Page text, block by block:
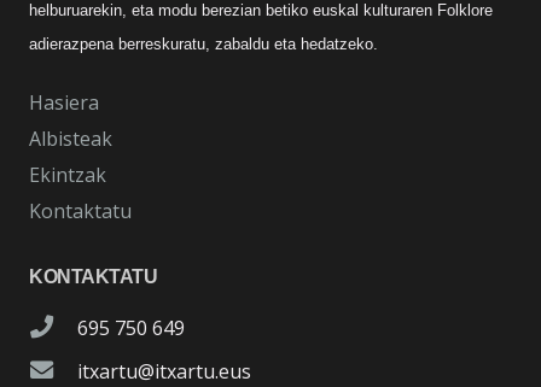
helburuarekin, eta modu berezian betiko euskal kulturaren Folklore
adierazpena berreskuratu, zabaldu eta hedatzeko.
Hasiera
Albisteak
Ekintzak
Kontaktatu
KONTAKTATU
695 750 649
itxartu@itxartu.eus